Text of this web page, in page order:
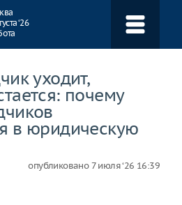
‘26
уходит,
почему
в юридическую
опубликовано7 июля ‘26 16:39